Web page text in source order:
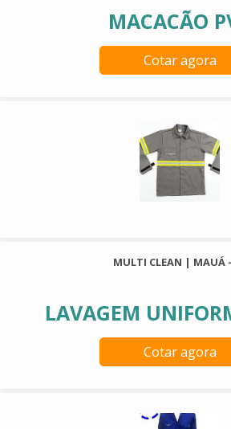
MACACÃO
Cotar agora
MULTI CLEAN | MAUÁ
LAVAGEM
Cotar agora